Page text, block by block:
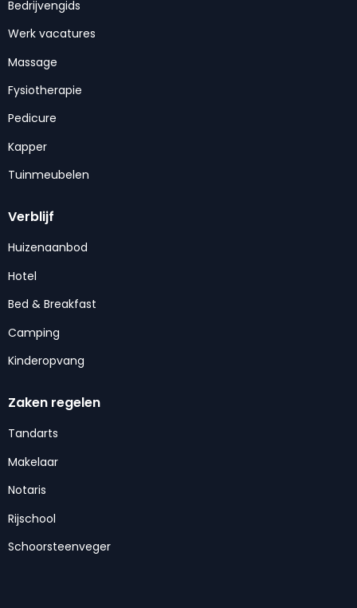
Bedrijvengids
Werk vacatures
Massage
Fysiotherapie
Pedicure
Kapper
Tuinmeubelen
Verblijf
Huizenaanbod
Hotel
Bed & Breakfast
Camping
Kinderopvang
Zaken regelen
Tandarts
Makelaar
Notaris
Rijschool
Schoorsteenveger